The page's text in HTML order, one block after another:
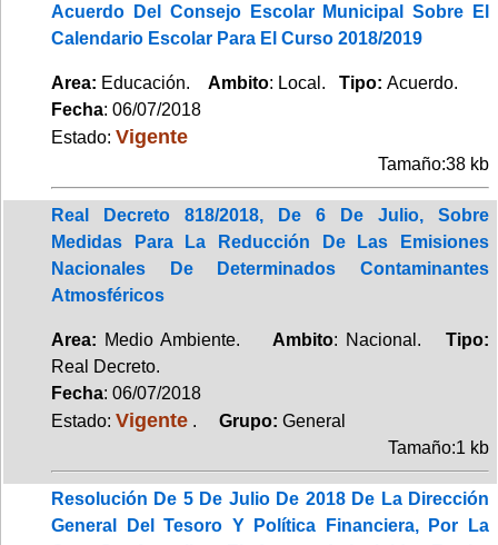
Acuerdo Del Consejo Escolar Municipal Sobre El
Calendario Escolar Para El Curso 2018/2019
Area: Educación. Ambito: Local. Tipo: Acuerdo.
Fecha: 06/07/2018
Estado: Vigente
Tamaño:38 kb
Real Decreto 818/2018, De 6 De Julio, Sobre
Medidas Para La Reducción De Las Emisiones
Nacionales De Determinados Contaminantes
Atmosféricos
Area: Medio Ambiente. Ambito: Nacional.Tipo:
Real Decreto.
Fecha: 06/07/2018
Estado: Vigente . Grupo: General
Tamaño:1 kb
Resolución De 5 De Julio De 2018 De La Dirección
General Del Tesoro Y Política Financiera, Por La